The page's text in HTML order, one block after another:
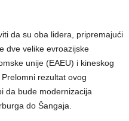
da su oba lidera, pripremajući
dve velike evroazijske
unije (EAEU) i kineskog
rezultat ovog
da bude modernizacija
do Šangaja.